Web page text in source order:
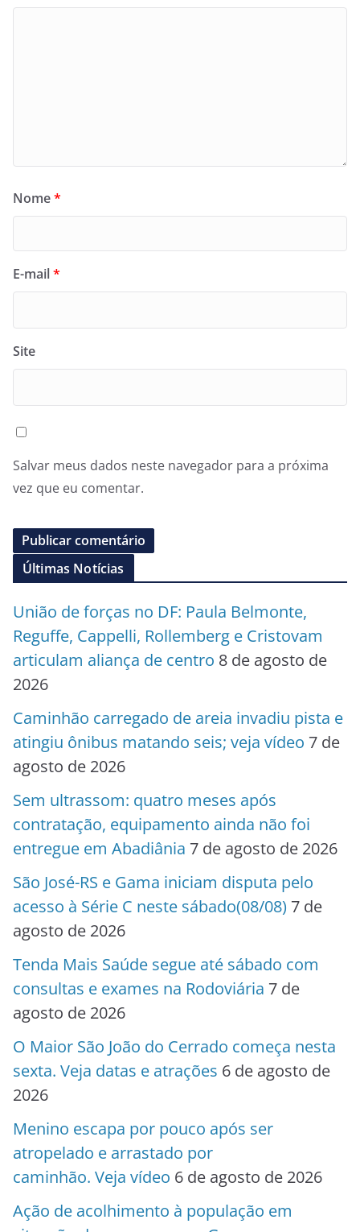
Nome*
E-mail*
Site
Salvar meus dados neste navegador para a próxima
vez que eu comentar.
Últimas Notícias
União de forças no DF: Paula Belmonte,
Reguffe, Cappelli, Rollemberg e Cristovam
articulam aliança de centro 8 de agosto de
2026
Caminhão carregado de areia invadiu pista e
atingiu ônibus matando seis; veja vídeo 7 de
agosto de 2026
Sem ultrassom: quatro meses após
contratação, equipamento ainda não foi
entregue em Abadiânia 7 de agosto de 2026
São José-RS e Gama iniciam disputa pelo
acesso à Série C neste sábado(08/08) 7 de
agosto de 2026
Tenda Mais Saúde segue até sábado com
consultas e exames na Rodoviária 7 de
agosto de 2026
O Maior São João do Cerrado começa nesta
sexta. Veja datas e atrações 6 de agosto de
2026
Menino escapa por pouco após ser
atropelado e arrastado por
caminhão. Veja vídeo 6 de agosto de 2026
Ação de acolhimento à população em